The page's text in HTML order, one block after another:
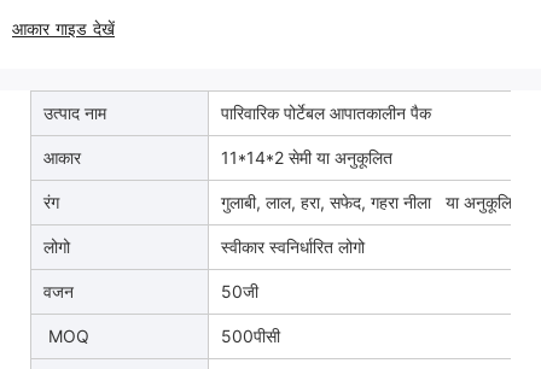
आकार गाइड देखें
उत्पाद नाम पारिवारिक पोर्टेबल आपातकालीन पैक
आकार 11*14*2 सेमी या अनुकूलित
रंग गुलाबी, लाल, हरा, सफेद, गहरा नीला या अनुकूलित
लोगो स्वीकार स्वनिर्धारित लोगो
वजन 50जी
MOQ 500पीसी